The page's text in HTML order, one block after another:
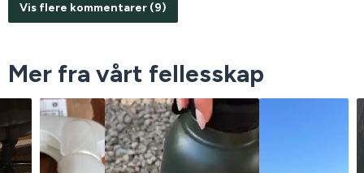
Vis flere kommentarer (9)
Mer fra vårt fellesskap